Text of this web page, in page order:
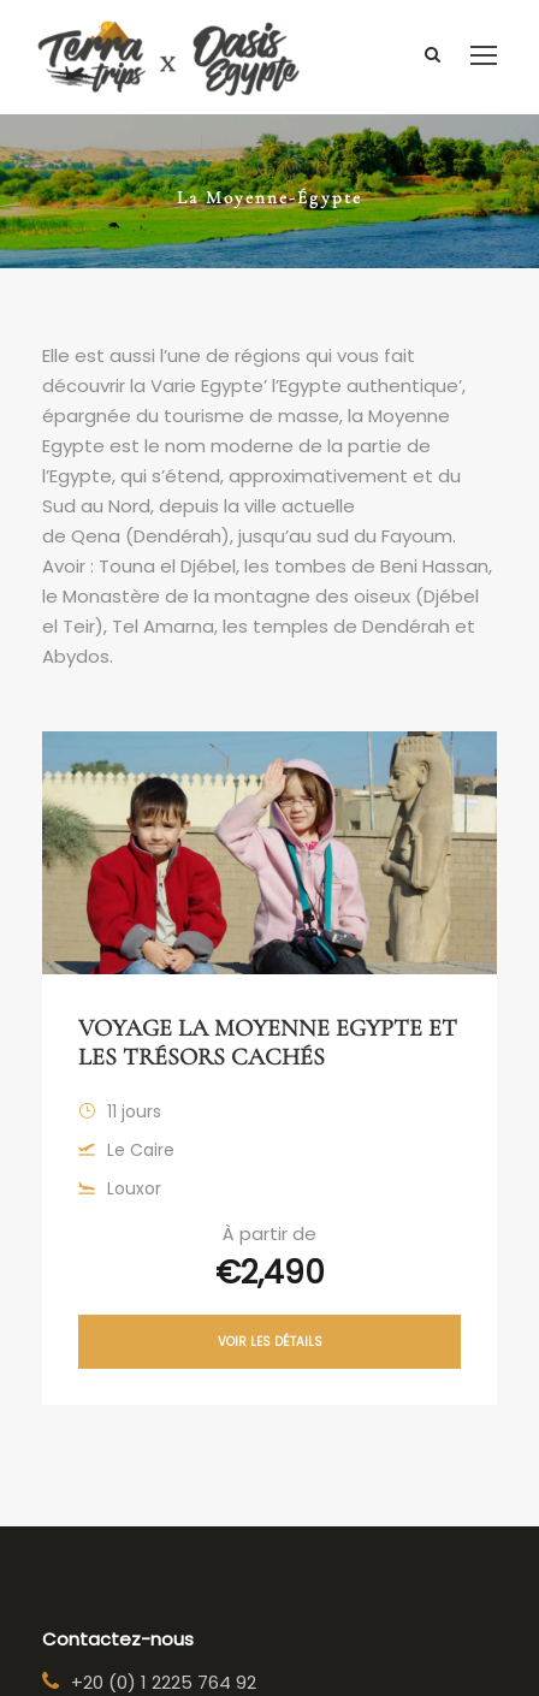
La Moyenne-Égypte
Elle est aussi l’une de régions qui vous fait
découvrir la Varie Egypte’ l’Egypte authentique’,
épargnée du tourisme de masse, la Moyenne
Egypte est le nom moderne de la partie de
l’Egypte, qui s’étend, approximativement et du
Sud au Nord, depuis la ville actuelle
de Qena (Dendérah), jusqu’au sud du Fayoum.
Avoir : Touna el Djébel, les tombes de Beni Hassan,
le Monastère de la montagne des oiseux (Djébel
el Teir), Tel Amarna, les temples de Dendérah et
Abydos.
VOYAGE LA MOYENNE EGYPTE ET
LES TRÉSORS CACHÉS
11 jours
Le Caire
Louxor
À partir de
€2,490
VOIR LES DÉTAILS
Contactez-nous
+20 (0) 1 2225 764 92